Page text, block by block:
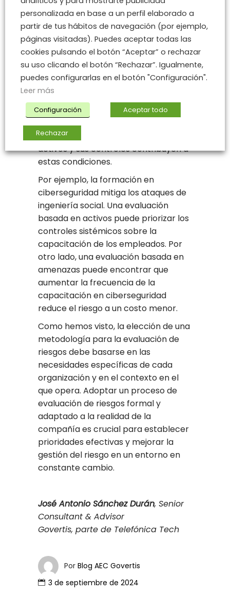
enfrenta una organización.
Basado en amenazas
Los métodos basados en amenazas
pueden proporcionar una evaluación
más completa de la postura general
enfoque evalúa las condiciones que
crean riesgo. Una auditoría de activos
será parte de la evaluación ya que los
activos y sus controles contribuyen a
estas condiciones.
Por ejemplo, la formación en
ciberseguridad mitiga los ataques de
ingeniería social. Una evaluación
basada en activos puede priorizar los
controles sistémicos sobre la
capacitación de los empleados. Por
otro lado, una evaluación basada en
amenazas puede encontrar que
aumentar la frecuencia de la
capacitación en ciberseguridad
reduce el riesgo a un costo menor.
Como hemos visto, la elección de una
metodología para la evaluación de
riesgos debe basarse en las
necesidades específicas de cada
organización y en el contexto en el
que opera. Adoptar un proceso de
evaluación de riesgos formal y
adaptado a la realidad de la
compañía es crucial para establecer
prioridades efectivas y mejorar la
gestión del riesgo en un entorno en
constante cambio.
José Antonio Sánchez Durán, Senior
Consultant & Advisor
Govertis, parte de Telefónica Tech
Por Blog AEC Govertis
3 de septiembre de 2024
personalizada en base a un perfil elaborado a
partir de tus hábitos de navegación (por ejemplo,
páginas visitadas). Puedes aceptar todas las
cookies pulsando el botón “Aceptar” o rechazar
su uso clicando el botón “Rechazar”. Igualmente,
puedes configurarlas en el botón "Configuración".
Leer más
Configuración Aceptar todo
Rechazar